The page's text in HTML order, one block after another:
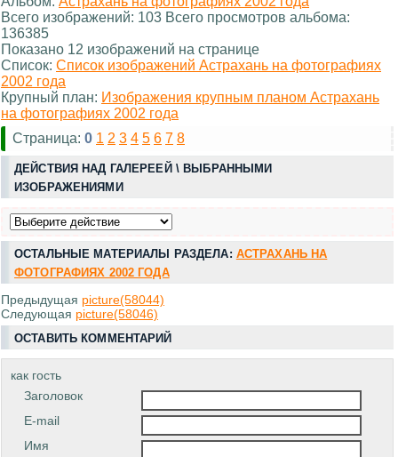
Всего изображений: 103 Всего просмотров альбома:
136385
Показано 12 изображений на странице
Список: Список изображений Астрахань на фотографиях
2002 года
Крупный план: Изображения крупным планом Астрахань
на фотографиях 2002 года
Страница: 0 1 2 3 4 5 6 7 8
ДЕЙСТВИЯ НАД ГАЛЕРЕЕЙ \ ВЫБРАННЫМИ
ИЗОБРАЖЕНИЯМИ
ОСТАЛЬНЫЕ МАТЕРИАЛЫ РАЗДЕЛА: АСТРАХАНЬ НА
ФОТОГРАФИЯХ 2002 ГОДА
Предыдущая picture(58044)
Следующая picture(58046)
ОСТАВИТЬ КОММЕНТАРИЙ
как гость
Заголовок
E-mail
Имя